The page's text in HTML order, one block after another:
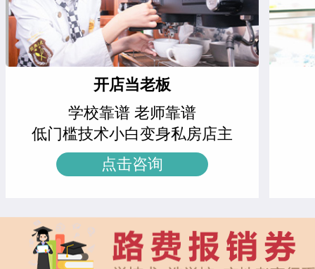
开店当老板
学校靠谱 老师靠谱
低门槛技术小白变身私房店主
点击咨询
特色轻食简餐班 11人
时尚咖啡兴趣班 21人
周末西点班
网红单品定制班
菁英西点专业 21人 技能
西餐工艺专业 22人 技能
王邦旺 西餐主厨专业
刘雯雯 西点店长班
赵倩娅
支艳慧 时尚西点专业
杨智超
安爽 西餐工艺专业